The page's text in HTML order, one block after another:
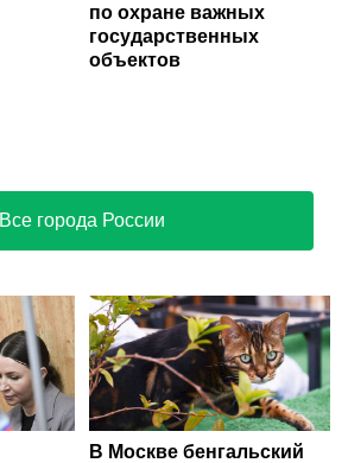
по охране важных
государственных
объектов
Все города России
В Москве бенгальский